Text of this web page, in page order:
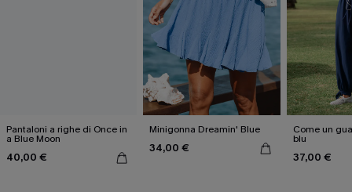
Pantaloni a righe di Once in
a Blue Moon
40,00 €
Minigonna Dreamin' Blue
34,00 €
Come un
blu
37,00 €